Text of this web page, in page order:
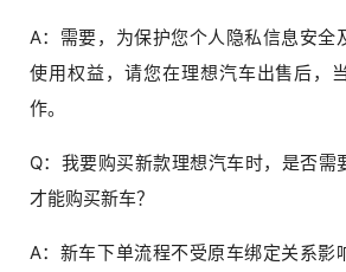
A：需要，为保护您个人隐私信息安全
使用权益，请您在理想汽车出售后，
作。
Q：我要购买新款理想汽车时，是否需
才能购买新车？
A：新车下单流程不受原车绑定关系影